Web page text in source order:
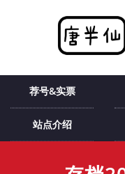
荐号&实票
站点介绍